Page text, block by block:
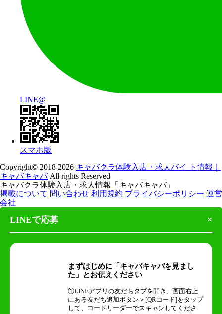
LINE@
スマホ版
Copyright© 2018-2026 キャバクラ体験入店・求人バイ ト情報｜
キャバキャバAll rights Reserved
キャバクラ体験入店・求人情報「キャバキャバ」
掲載について 問い合わせ 利用規約 プライバシーポリシー 運営
会社
LINEで応募 ×
まずはじめに「キャバキャバを見まし
た」とお伝えください
①LINEアプリの友だちタブを開き、画面右上
にある友だち追加ボタン＞[QRコード]をタップ
して、コードリーダーでスキャンしてくださ